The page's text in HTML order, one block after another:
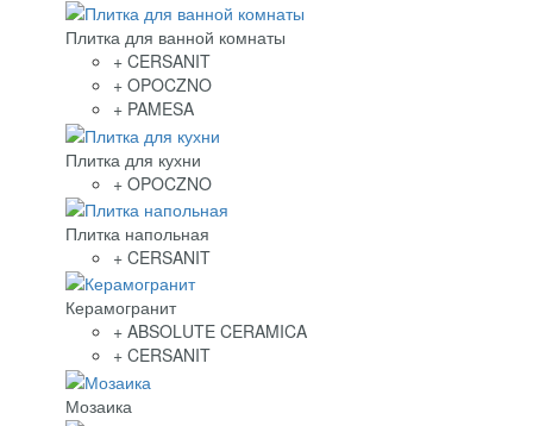
Плитка для ванной комнаты
+ CERSANIT
+ OPOCZNO
+ PAMESA
Плитка для кухни
+ OPOCZNO
Плитка напольная
+ CERSANIT
Керамогранит
+ ABSOLUTE CERAMICA
+ CERSANIT
Мозаика